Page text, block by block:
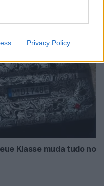
Privacy Policy
Klasse muda tudo no